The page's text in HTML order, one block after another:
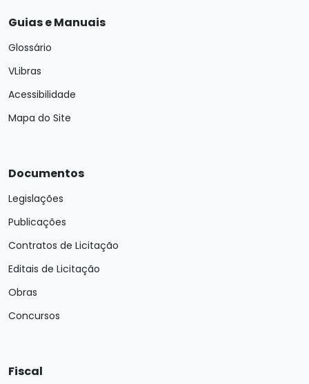
Guias e Manuais
Glossário
VLibras
Acessibilidade
Mapa do Site
Documentos
Legislações
Publicações
Contratos de Licitação
Editais de Licitação
Obras
Concursos
Fiscal